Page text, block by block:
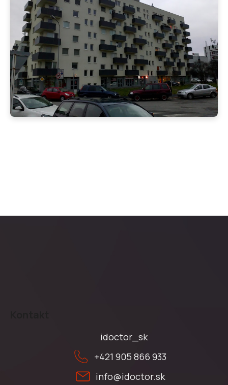
info@idoctor.sk
+421 905 866 933
idoctor_sk